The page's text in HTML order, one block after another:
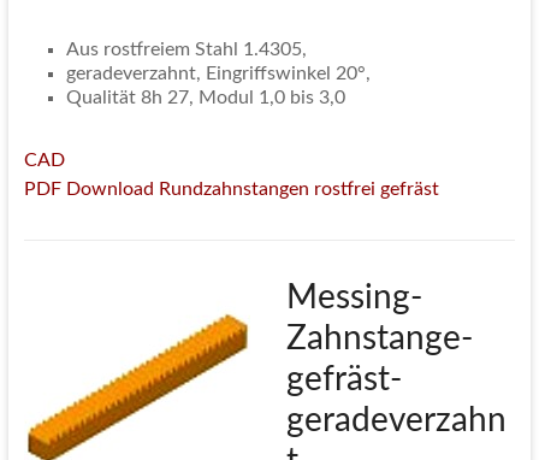
Aus rostfreiem Stahl 1.4305,
geradeverzahnt, Eingriffswinkel 20°,
Qualität 8h 27, Modul 1,0 bis 3,0
CAD
PDF Download Rundzahnstangen rostfrei gefräst
Messing-
Zahnstange-
gefräst-
geradeverzahn